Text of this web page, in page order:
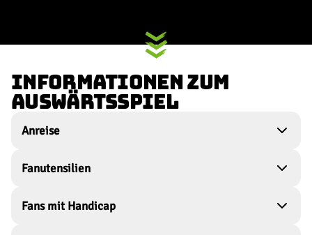
INFORMATIONEN ZUM
AUSWÄRTSSPIEL
Anreise
Fanutensilien
Fans mit Handicap